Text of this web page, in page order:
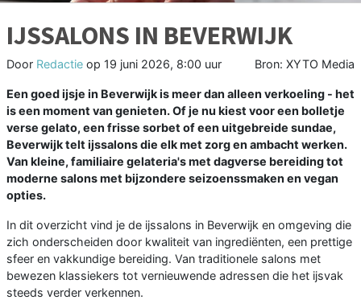
IJSSALONS IN BEVERWIJK
Door Redactie op 19 juni 2026, 8:00 uur Bron: XYTO Media
Een goed ijsje in Beverwijk is meer dan alleen verkoeling - het
is een moment van genieten. Of je nu kiest voor een bolletje
verse gelato, een frisse sorbet of een uitgebreide sundae,
Beverwijk telt ijssalons die elk met zorg en ambacht werken.
Van kleine, familiaire gelateria's met dagverse bereiding tot
moderne salons met bijzondere seizoenssmaken en vegan
opties.
In dit overzicht vind je de ijssalons in Beverwijk en omgeving die
zich onderscheiden door kwaliteit van ingrediënten, een prettige
sfeer en vakkundige bereiding. Van traditionele salons met
bewezen klassiekers tot vernieuwende adressen die het ijsvak
steeds verder verkennen.